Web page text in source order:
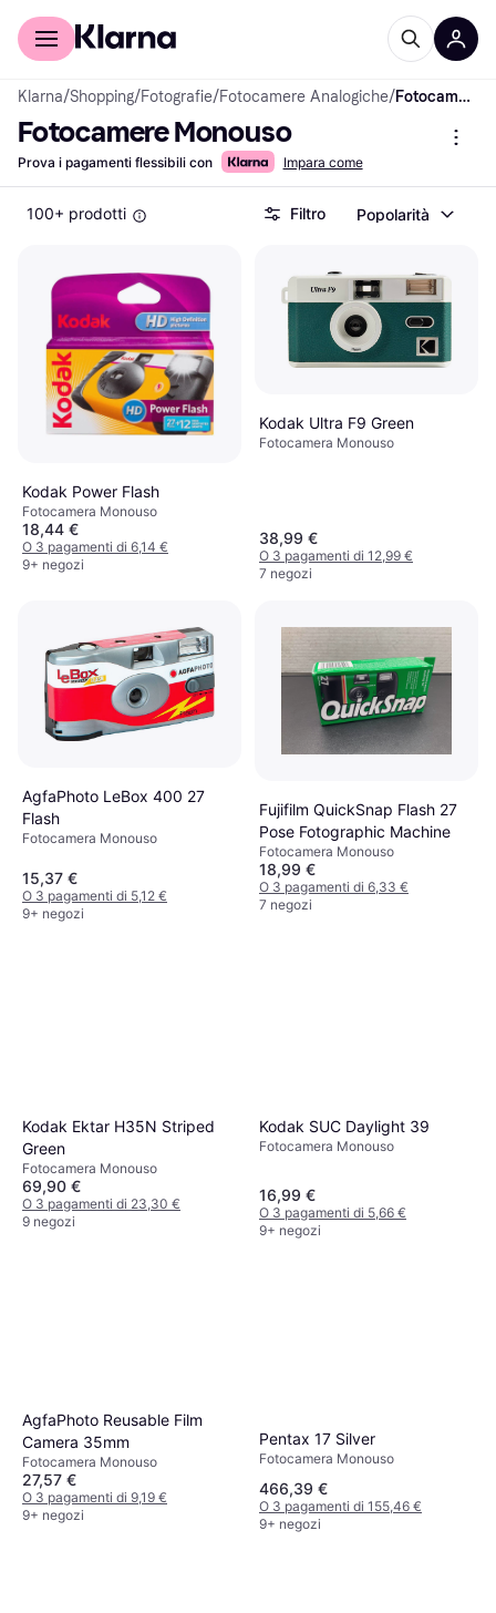
Per il tuo shopping
Klarna/Shopping/Fotografie/Fotocamere Analogiche/ Fotocamere Monouso
Fotocamere Monouso
Prova i pagamenti flessibili con Impara come
100+ prodotti Filtro Popolarità
Kodak Power Flash
Fotocamera Monouso
18,44 €
O 3 pagamenti di 6,14 €
9+ negozi
Kodak Ultra F9 Green
Fotocamera Monouso
38,99 €
O 3 pagamenti di 12,99 €
7 negozi
AgfaPhoto LeBox 400 27
Flash
Fotocamera Monouso
15,37 €
O 3 pagamenti di 5,12 €
9+ negozi
Fujifilm QuickSnap Flash 27
Pose Fotographic Machine
Fotocamera Monouso
18,99 €
O 3 pagamenti di 6,33 €
7 negozi
Kodak Ektar H35N Striped
Green
Fotocamera Monouso
69,90 €
O 3 pagamenti di 23,30 €
9 negozi
Kodak SUC Daylight 39
Fotocamera Monouso
16,99 €
O 3 pagamenti di 5,66 €
9+ negozi
AgfaPhoto Reusable Film
Camera 35mm
Fotocamera Monouso
27,57 €
O 3 pagamenti di 9,19 €
9+ negozi
Pentax 17 Silver
Fotocamera Monouso
466,39 €
O 3 pagamenti di 155,46 €
9+ negozi